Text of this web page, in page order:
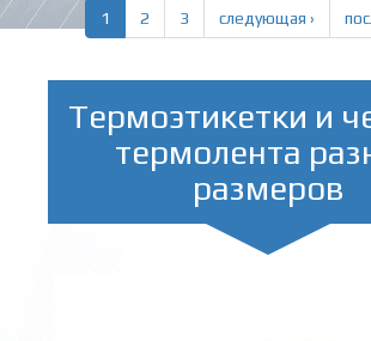
1 2 3 следующая ›
Термоэтикетки и
термолента
размеров